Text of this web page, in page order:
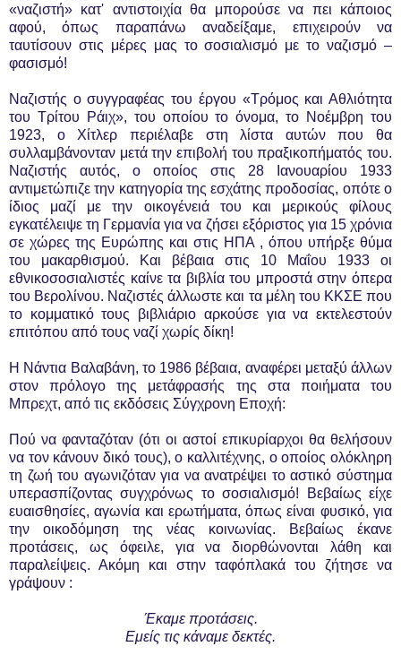
«ναζιστή» κατ' αντιστοιχία θα μπορούσε να πει κάποιος
αφού, όπως παραπάνω αναδείξαμε, επιχειρούν να
ταυτίσουν στις μέρες μας το σοσιαλισμό με το ναζισμό –
φασισμό!
Ναζιστής ο συγγραφέας του έργου «Τρόμος και Αθλιότητα
του Τρίτου Ράιχ», του οποίου το όνομα, το Νοέμβρη του
1923, ο Χίτλερ περιέλαβε στη λίστα αυτών που θα
συλλαμβάνονταν μετά την επιβολή του πραξικοπήματός του.
Ναζιστής αυτός, ο οποίος στις 28 Ιανουαρίου 1933
αντιμετώπιζε την κατηγορία της εσχάτης προδοσίας, οπότε ο
ίδιος μαζί με την οικογένειά του και μερικούς φίλους
εγκατέλειψε τη Γερμανία για να ζήσει εξόριστος για 15 χρόνια
σε χώρες της Ευρώπης και στις ΗΠΑ , όπου υπήρξε θύμα
του μακαρθισμού. Και βέβαια στις 10 Μαΐου 1933 οι
εθνικοσοσιαλιστές καίνε τα βιβλία του μπροστά στην όπερα
του Βερολίνου. Ναζιστές άλλωστε και τα μέλη του ΚΚΣΕ που
το κομματικό τους βιβλιάριο αρκούσε για να εκτελεστούν
επιτόπου από τους ναζί χωρίς δίκη!
Η Νάντια Βαλαβάνη, το 1986 βέβαια, αναφέρει μεταξύ άλλων
στον πρόλογο της μετάφρασής της στα ποιήματα του
Μπρεχτ, από τις εκδόσεις Σύγχρονη Εποχή:
Πού να φανταζόταν (ότι οι αστοί επικυρίαρχοι θα θελήσουν
να τον κάνουν δικό τους), ο καλλιτέχνης, ο οποίος ολόκληρη
τη ζωή του αγωνιζόταν για να ανατρέψει το αστικό σύστημα
υπερασπίζοντας συγχρόνως το σοσιαλισμό! Βεβαίως είχε
ευαισθησίες, αγωνία και ερωτήματα, όπως είναι φυσικό, για
την οικοδόμηση της νέας κοινωνίας. Βεβαίως έκανε
προτάσεις, ως όφειλε, για να διορθώνονται λάθη και
παραλείψεις. Ακόμη και στην ταφόπλακά του ζήτησε να
γράψουν :
Έκαμε προτάσεις.
Εμείς τις κάναμε δεκτές.